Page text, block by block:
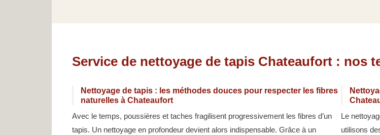
Service de nettoyage de tapis Chateaufort : nos
Nettoyage de tapis : les méthodes douces pour respecter les fibres
naturelles à Chateaufort
Avec le temps, poussières et taches fragilisent progressivement les fibres d’un
tapis. Un nettoyage en profondeur devient alors indispensable. Grâce à un
Le
utilisons